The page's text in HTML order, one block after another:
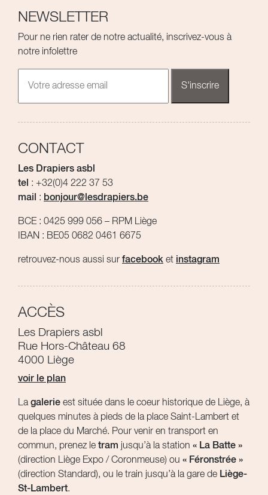
NEWSLETTER
Pour ne rien rater de notre actualité, inscrivez-vous à
notre infolettre
CONTACT
Les Drapiers asbl
tel : +32(0)4 222 37 53
mail
: bonjour@lesdrapiers.be
BCE : 0425 999 056 – RPM Liège
IBAN : BE05 0682 0461 6675
retrouvez-nous aussi sur facebook et instagram
ACCÈS
Les Drapiers asbl
Rue Hors-Château 68
4000 Liège
voir le plan
Lagalerie est située dans le coeur historique de Liège, à
quelques minutes à pieds de la place Saint-Lambert et
de la place du Marché. Pour venir en transport en
commun, prenez le tram jusqu’à la station « La Batte »
(direction Liège Expo / Coronmeuse) ou « Féronstrée »
(direction Standard), ou le train jusqu’à la gare de Liège-
St-Lambert.